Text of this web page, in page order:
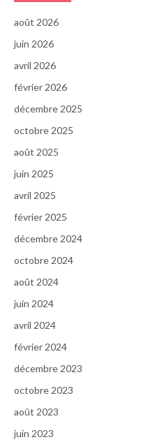
août 2026
juin 2026
avril 2026
février 2026
décembre 2025
octobre 2025
août 2025
juin 2025
avril 2025
février 2025
décembre 2024
octobre 2024
août 2024
juin 2024
avril 2024
février 2024
décembre 2023
octobre 2023
août 2023
juin 2023